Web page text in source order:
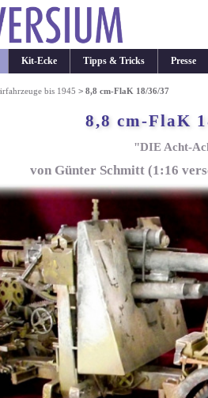
Kit-Ecke Tipps & Tricks Presse
bis 1945 >8,8 cm-FlaK 18/36/37
8,8 cm-FlaK
"DIE Acht-
von Günter Schmitt (1:16